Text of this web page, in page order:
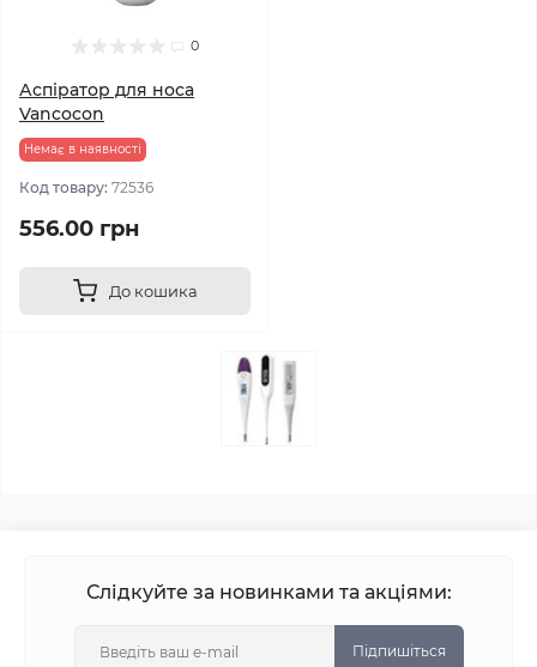
0
Аспіратор для носа
Vancocon
Немає в наявності
Код товару: 72536
556.00 грн
До кошика
Слідкуйте за новинками та акціями:
Підпишіться